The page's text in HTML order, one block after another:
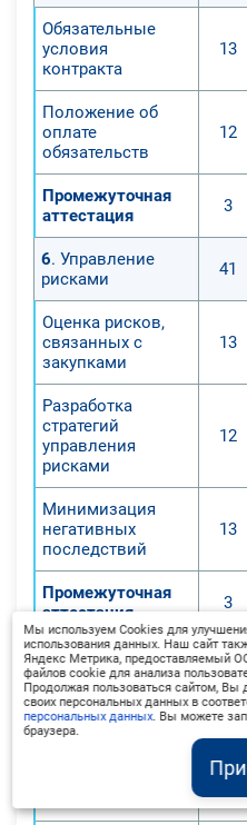
Обязательные
условия
контракта
13
Положение об
оплате
обязательств
12
Промежуточная
аттестация
3
6. Управление
рисками
41
Оценка рисков,
связанных с
закупками
13
Разработка
стратегий
управления
рисками
12
Минимизация
негативных
последствий
13
Промежуточная
аттестация
3
7.
Взаимодействие с
поставщиками и
подрядчиками
53
12
Мы используем Cookies для
использования данных. Наш сайт
Яндекс Метрика, предоставляемый
файлов cookie для анализа
Продолжая пользоваться сайтом, Вы
своих персональных данных в
персональных данных. Вы можете
браузера.